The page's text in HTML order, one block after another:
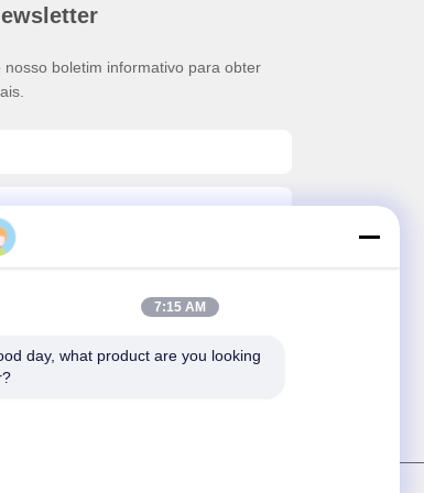
nosso boletim informativo para obter
Co., Ltd . Tudo Direitos reservados.
7:15 AM
day, what product are you looking